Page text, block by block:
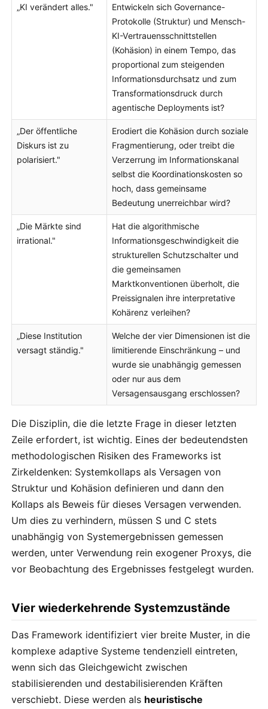
„KI verändert alles."
Entwickeln sich Governance-
Protokolle (Struktur) und Mensch-
KI-Vertrauensschnittstellen
(Kohäsion) in einem Tempo, das
proportional zum steigenden
Informationsdurchsatz und zum
Transformationsdruck durch
agentische Deployments ist?
„Der öffentliche
Diskurs ist zu
polarisiert."
Erodiert die Kohäsion durch soziale
Fragmentierung, oder treibt die
Verzerrung im Informationskanal
selbst die Koordinationskosten so
hoch, dass gemeinsame
Bedeutung unerreichbar wird?
„Die Märkte sind
irrational."
Hat die algorithmische
Informationsgeschwindigkeit die
strukturellen Schutzschalter und
die gemeinsamen
Marktkonventionen überholt, die
Preissignalen ihre interpretative
Kohärenz verleihen?
„Diese Institution
versagt ständig."
Welche der vier Dimensionen ist die
limitierende Einschränkung – und
wurde sie unabhängig gemessen
oder nur aus dem
Versagensausgang erschlossen?
Die Disziplin, die die letzte Frage in dieser letzten
Zeile erfordert, ist wichtig. Eines der bedeutendsten
methodologischen Risiken des Frameworks ist
Zirkeldenken: Systemkollaps als Versagen von
Struktur und Kohäsion definieren und dann den
Kollaps als Beweis für dieses Versagen verwenden.
Um dies zu verhindern, müssen S und C stets
unabhängig von Systemergebnissen gemessen
werden, unter Verwendung rein exogener Proxys, die
vor Beobachtung des Ergebnisses festgelegt wurden.
Vier wiederkehrende Systemzustände
Das Framework identifiziert vier breite Muster, in die
komplexe adaptive Systeme tendenziell eintreten,
wenn sich das Gleichgewicht zwischen
stabilisierenden und destabilisierenden Kräften
verschiebt. Diese werden als heuristische